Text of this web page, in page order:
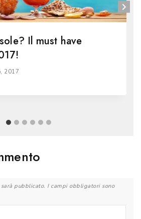
Il must have
2017
pubblicato. I campi obbligatori sono